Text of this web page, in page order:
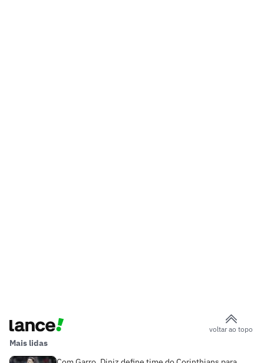
voltar ao topo
Mais lidas